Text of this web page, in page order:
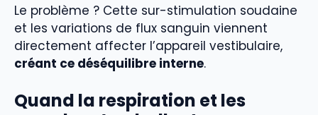
Le problème ? Cette sur-stimulation soudaine
et les variations de flux sanguin viennent
directement affecter l’appareil vestibulaire,
créant ce déséquilibre interne.
Quand la respiration et les